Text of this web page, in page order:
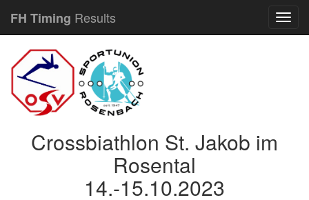
FH Timing Results
Crossbiathlon St. Jakob im
Rosental
14.-15.10.2023